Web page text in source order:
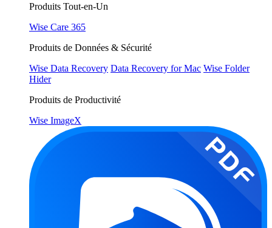
Produits Tout-en-Un
Wise Care 365
Produits de Données & Sécurité
Wise Data Recovery Data Recovery for Mac Wise Folder
Hider
Produits de Productivité
Wise ImageX